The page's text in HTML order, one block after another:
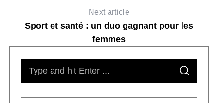
Next article
Sport et santé : un duo gagnant pour les
femmes
S
A
C